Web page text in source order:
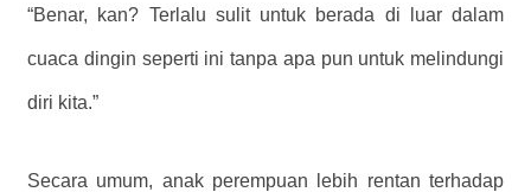
“Benar, kan? Terlalu sulit untuk berada di luar dalam
cuaca dingin seperti ini tanpa apa pun untuk melindungi
diri kita.”
Secara umum, anak perempuan lebih rentan terhadap